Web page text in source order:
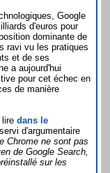
Google
d'euros pour
dominante de
ravi vu les pratiques
et de ses
a aujourd'hui
pour cet échec en
de manière
lire dans le
d'argumentaire
Chrome ne sont pas
de Google Search,
sur les